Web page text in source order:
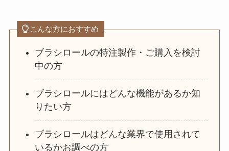
こんな方におすすめ
ブラシロールの特注製作・ご購入を検討
中の方
ブラシロールにはどんな機能があるか知
りたい方
ブラシロールはどんな業界で使用されて
いるかお調べの方